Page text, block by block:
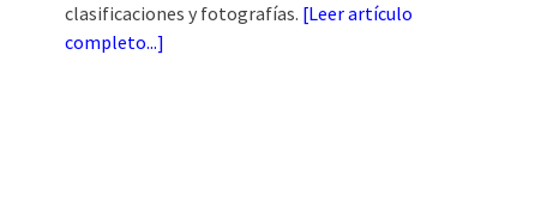
clasificaciones y fotografías. [Leer artículo
completo...]